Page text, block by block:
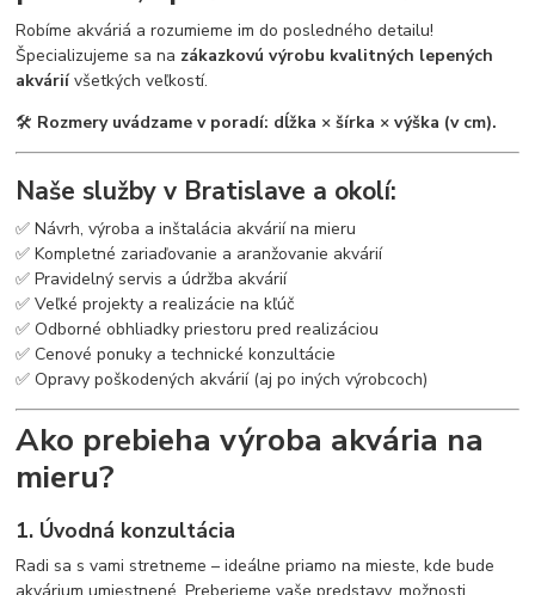
Robíme akváriá a rozumieme im do posledného detailu!
Špecializujeme sa na zákazkovú výrobu kvalitných lepených
akváriívšetkých veľkostí.
🛠 Rozmery uvádzame v poradí: dĺžka × šírka × výška (v cm).
Naše služby v Bratislave a okolí:
✅ Návrh, výroba a inštalácia akvárií na mieru
✅ Kompletné zariaďovanie a aranžovanie akvárií
✅ Pravidelný servis a údržba akvárií
✅ Veľké projekty a realizácie na kľúč
✅ Odborné obhliadky priestoru pred realizáciou
✅ Cenové ponuky a technické konzultácie
✅ Opravy poškodených akvárií (aj po iných výrobcoch)
Ako prebieha výroba akvária na
mieru?
1. Úvodná konzultácia
Radi sa s vami stretneme – ideálne priamo na mieste, kde bude